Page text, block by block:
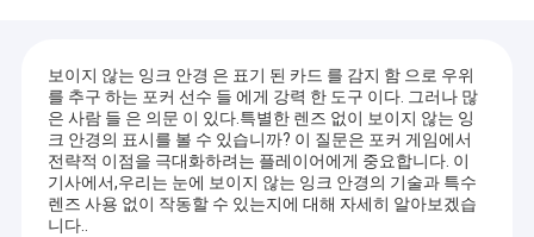
보이지 않는 잉크 안경 은 표기 된 카드 를 감지 함 으로 우위
를 추구 하는 포커 선수 들 에게 강력 한 도구 이다. 그러나 많
은 사람 들 은 의문 이 있다.특별한 렌즈 없이 보이지 않는 잉
크 안경의 표시를 볼 수 있습니까? 이 질문은 포커 게임에서
전략적 이점을 극대화하려는 플레이어에게 중요합니다. 이
기사에서,우리는 눈에 보이지 않는 잉크 안경의 기술과 특수
렌즈 사용 없이 작동할 수 있는지에 대해 자세히 알아보겠습
니다..